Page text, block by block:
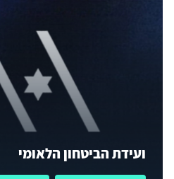
ועידת הביטחון הלאומי